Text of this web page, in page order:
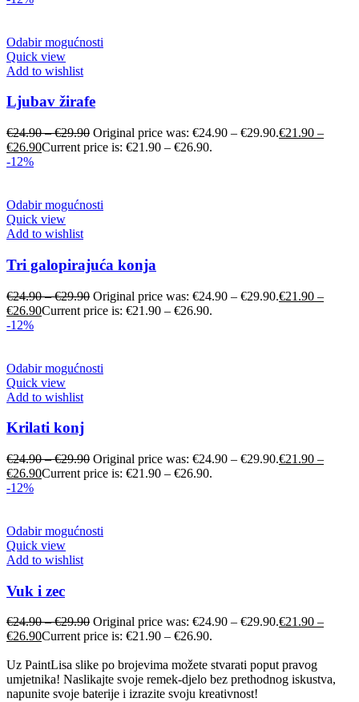
Odabir mogućnosti
Quick view
Add to wishlist
Ljubav žirafe
€24.90–€29.90 Original price was: €24.90 – €29.90.€21.90 –
€26.90Current price is: €21.90 – €26.90.
-12%
Odabir mogućnosti
Quick view
Add to wishlist
Tri galopirajuća konja
€24.90–€29.90 Original price was: €24.90 – €29.90.€21.90 –
€26.90Current price is: €21.90 – €26.90.
-12%
Odabir mogućnosti
Quick view
Add to wishlist
Krilati konj
€24.90–€29.90 Original price was: €24.90 – €29.90.€21.90 –
€26.90Current price is: €21.90 – €26.90.
-12%
Odabir mogućnosti
Quick view
Add to wishlist
Vuk i zec
€24.90–€29.90 Original price was: €24.90 – €29.90.€21.90 –
€26.90Current price is: €21.90 – €26.90.
Uz PaintLisa slike po brojevima možete stvarati poput pravog
umjetnika! Naslikajte svoje remek-djelo bez prethodnog iskustva,
napunite svoje baterije i izrazite svoju kreativnost!